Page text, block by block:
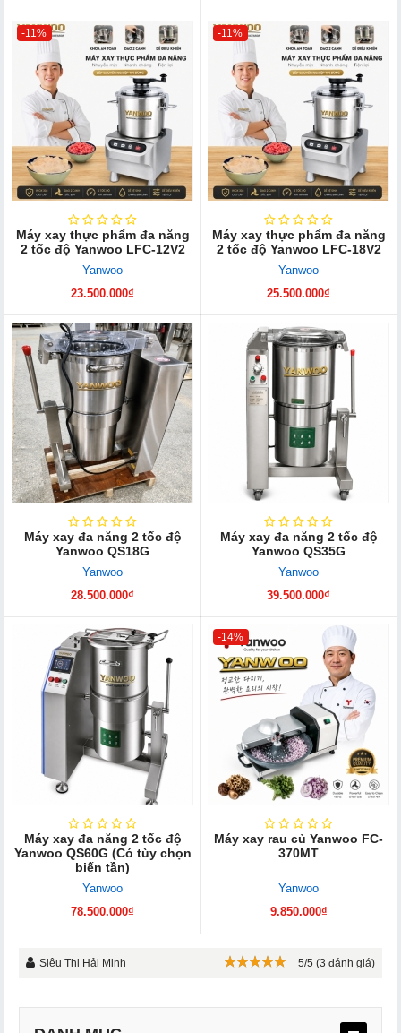
-11%
Máy xay thực phẩm đa năng
2 tốc độ Yanwoo LFC-12V2
Yanwoo
23.500.000₫
-11%
Máy xay thực phẩm đa năng
2 tốc độ Yanwoo LFC-18V2
Yanwoo
25.500.000₫
Máy xay đa năng 2 tốc độ
Yanwoo QS18G
Yanwoo
28.500.000₫
Máy xay đa năng 2 tốc độ
Yanwoo QS35G
Yanwoo
39.500.000₫
Máy xay đa năng 2 tốc độ
Yanwoo QS60G (Có tùy chọn
biến tần)
Yanwoo
78.500.000₫
-14%
Máy xay rau củ Yanwoo FC-
370MT
Yanwoo
9.850.000₫
Siêu Thị Hải Minh 5/5 (3 đánh giá)